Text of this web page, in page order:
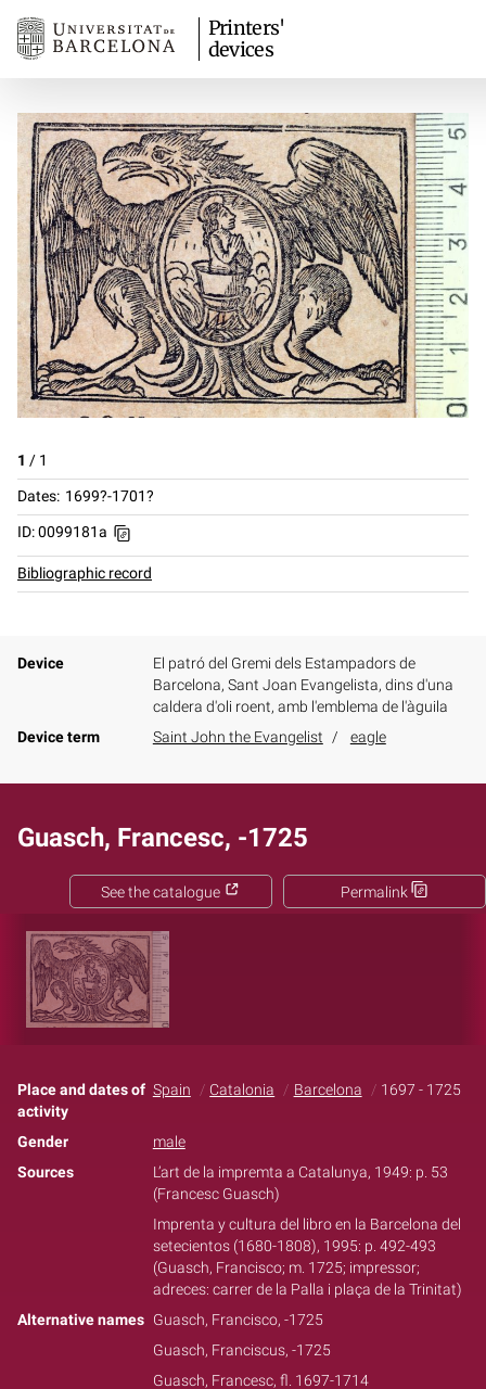
Printers'
devices
1 / 1
Dates 1699?-1701?
ID: 0099181a
Bibliographic record
Device
El patró del Gremi dels Estampadors de
Barcelona, Sant Joan Evangelista, dins d'una
caldera d'oli roent, amb l'emblema de l'àguila
Device term
Saint John the Evangelist eagle
Guasch, Francesc, -1725
Permalink
See the catalogue
Place and dates of
activity
Spain Catalonia Barcelona 1697 - 1725
Gender
male
Sources
L’art de la impremta a Catalunya, 1949: p. 53
(Francesc Guasch)
Imprenta y cultura del libro en la Barcelona del
setecientos (1680-1808), 1995: p. 492-493
(Guasch, Francisco; m. 1725; impressor;
adreces: carrer de la Palla i plaça de la Trinitat)
Alternative names Guasch, Francisco, -1725
Guasch, Franciscus, -1725
Guasch, Francesc, fl. 1697-1714